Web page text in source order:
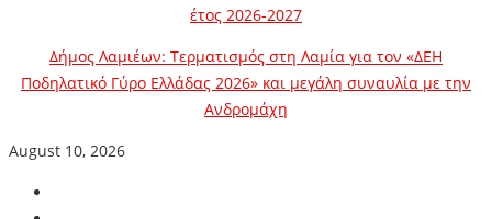
έτος 2026-2027
Δήμος Λαμιέων: Τερματισμός στη Λαμία για τον «ΔΕΗ
Ποδηλατικό Γύρο Ελλάδας 2026» και μεγάλη συναυλία με την
Ανδρομάχη
August 10, 2026